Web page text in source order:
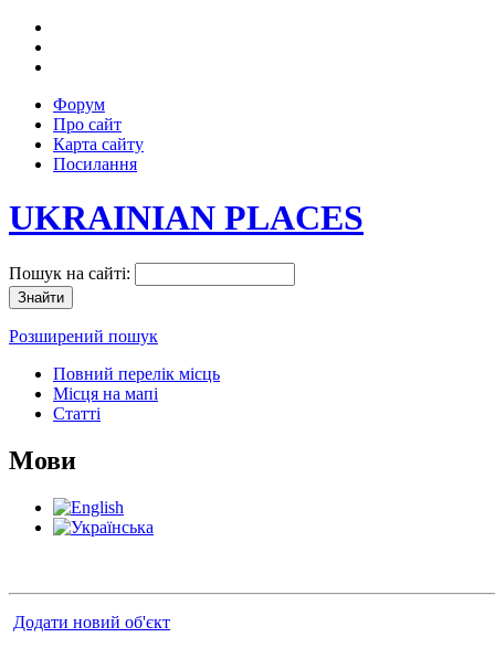
Форум
Про сайт
Карта сайту
Посилання
UKRAINIAN PLACES
Пошук на сайті:
Розширений пошук
Повний перелік місць
Місця на мапі
Статті
Мови
Додати новий об'єкт